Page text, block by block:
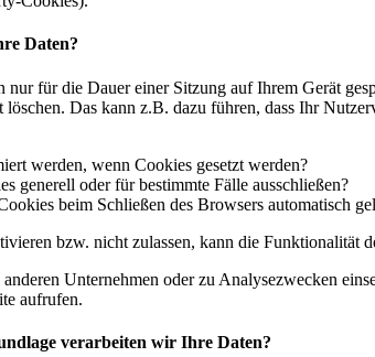
Daten?
nur für die Dauer einer Sitzung auf Ihrem Gerät
löschen. Das kann z.B. dazu führen, dass Ihr
werden, wenn Cookies gesetzt werden?
generell oder für bestimmte Fälle ausschließen?
beim Schließen des Browsers automatisch
bzw. nicht zulassen, kann die Funktionalität
Unternehmen oder zu Analysezwecken
aufrufen.
verarbeiten wir Ihre Daten?